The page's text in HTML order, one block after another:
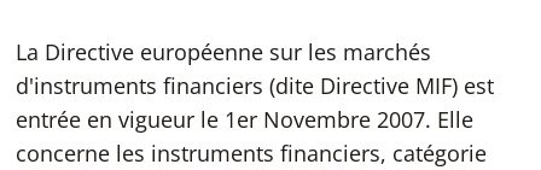
La Directive européenne sur les marchés
d'instruments financiers (dite Directive MIF) est
entrée en vigueur le 1er Novembre 2007. Elle
concerne les instruments financiers, catégorie